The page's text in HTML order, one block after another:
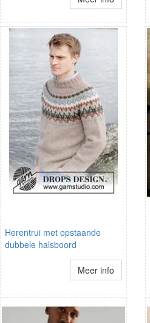
Herentrui met opstaande
dubbele halsboord
Meer info